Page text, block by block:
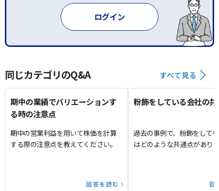
ログイン
同じカテゴリのQ&A すべて見る
期中の業績でバリエーションす
る時の注意点
期中の営業利益を用いて株価を計算
する際の注意点を教えてください。
回答を読む
粉飾をしている会社の
過去の事例で、粉飾をして
はどのような共通点があり
回